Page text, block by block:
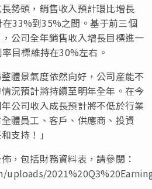
勢頭，銷售收入預計環比增長
33%到35%之間。基于前三個
公司全年銷售收入增長目標進一
目標維持在30%左右。
體景氣度依然向好，公司産能不
況預計將持續至明年全年。在今
公司收入成長預計將不低於行業
體員工、客戶、供應商、投資
支持！ 」
，包括財務資料表，請參閱 ：